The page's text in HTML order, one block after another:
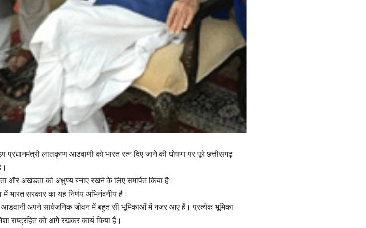
प्रधानमंत्री लालकृष्ण आडवाणी को भारत रत्न दिए जाने की घोषणा पर पूरे छत्तीसगढ़
और अखंडता को अक्षुण्य बनाए रखने के लिए समर्पित किया है।
में भारत सरकार का यह निर्णय अभिनंदनीय है।
आडवानी अपने सार्वजनिक जीवन में बहुत सी भूमिकाओं में नजर आए हैं। प्रत्येक भूमिका
राष्ट्रहित को आगे रखकर कार्य किया है।